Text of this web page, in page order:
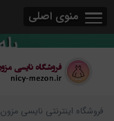
منوی اصلی
فروشگاه اینترنتی نایسی مزون